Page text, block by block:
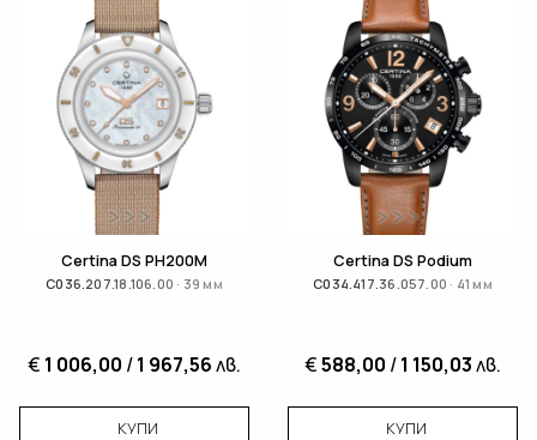
Certina DS PH200M
C036.207.18.106.00 · 39 мм
€ 1 006,00 /1 967,56лв.
КУПИ
Certina DS Podium
C034.417.36.057.00 · 41 мм
€588,00 /1 150,03лв.
КУПИ